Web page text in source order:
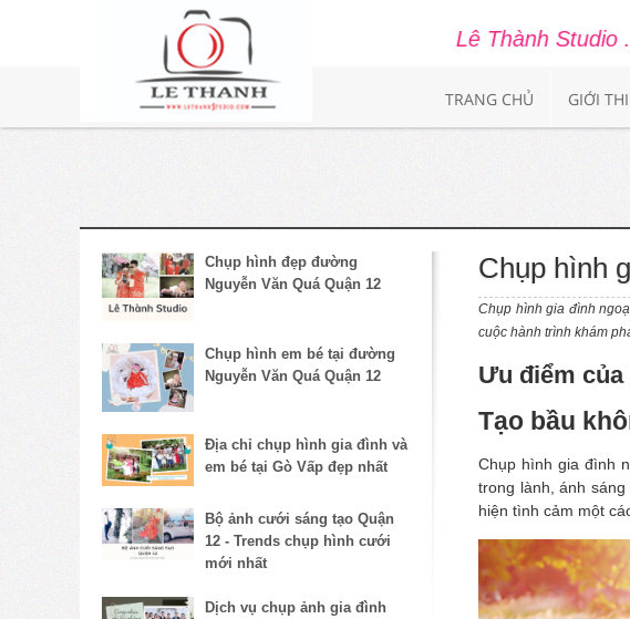
Lê Thành Studio .....Nơi tôn
TRANG CHỦ GIỚI
Chụp hình
Chụp hình gia đình
cuộc hành trình khám
Ưu điểm
Tạo bầu
Chụp hình gia đình
trong lành, ánh
hiện tình cảm một
Chụp hình đẹp đường
Nguyễn Văn Quá Quận 12
Chụp hình em bé tại đường
Nguyễn Văn Quá Quận 12
Địa chỉ chụp hình gia đình và
em bé tại Gò Vấp đẹp nhất
Bộ ảnh cưới sáng tạo Quận
12 - Trends chụp hình cưới
mới nhất
Dịch vụ chụp ảnh gia đình